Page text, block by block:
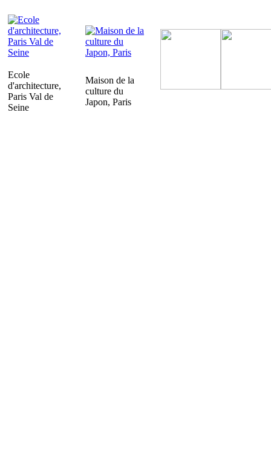
Ecole
d'architecture,
Paris Val de
Seine
Maison de la
culture du
Japon, Paris